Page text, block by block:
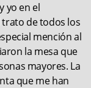
yo en el
trato de todos los
mención al
la mesa que
mayores. La
que me han